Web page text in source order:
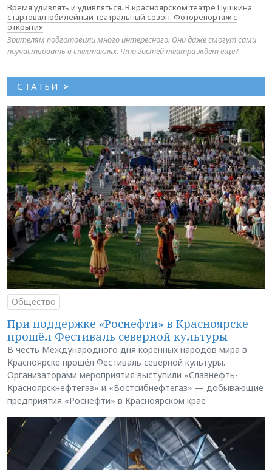
Время удивлять и удивляться. В красноярском театре Пушкина
стартовал юбилейный театральный сезон. Фоторепортаж с
открытия
Зрителям подготовили много интересного. Они даже смогут сами
поучаствовать в спектаклях. Что гостей театра ждет еще?
СТАТЬИ >
Общество
При поддержке «Роснефти» в Красноярске
прошёл Фестиваль северной культуры
В честь Международного дня коренных народов мира в
Красноярске прошёл Фестиваль северной культуры.
Организаторами мероприятия выступили «Славнефть-
Красноярскнефтегаз» и «Востсибнефтегаз» — добывающие
предприятия «Роснефти» в Красноярском крае